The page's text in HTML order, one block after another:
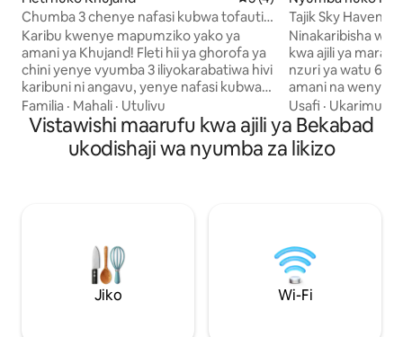
Chumba 3 chenye nafasi kubwa tofauti
huko Khujand
Karibu kwenye mapumziko yako ya
amani ya Khujand! Fleti hii ya ghorofa ya
chini yenye vyumba 3 iliyokarabatiwa hivi
karibuni ni angavu, yenye nafasi kubwa,
iliyoundwa kwa ajili ya starehe. Iko katika
eneo tulivu, la kijani dakika 3 tu kutoka
kwenye duka kubwa. Ina hadi wageni 6:
kitanda 1 cha kifalme, vitanda 2 pacha na
mapumziko na urahisi katikati ya
Familia · Mahali · Utulivu
Tajik Sky Haven
Ninakaribisha
kwa ajili ya
nzuri ya watu 6,
amani na wenye
yenye starehe
wanataka kupata
katikati ya
iko umbali wa
ada ya ziada.
mzuri pamoja na
Usafi · Ukarimu
Vistawishi maarufu kwa ajili ya Bekabad
ukodishaji wa nyumba za likizo
Jiko Wi-Fi